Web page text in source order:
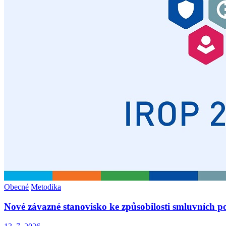
Obecné Metodika
Nové závazné stanovisko ke způsobilosti smluvních